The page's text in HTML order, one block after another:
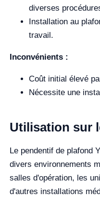
diverses
Installation au
travail.
Inconvénients :
Coût initial élevé
Nécessite une
Utilisation sur
Le pendentif de plafond
divers environnements
salles d'opération, les
d'autres installations